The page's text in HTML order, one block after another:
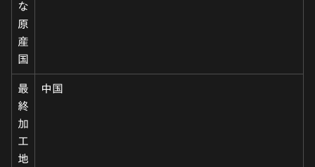
な
原
産
国
最
終
加
工
地
中国